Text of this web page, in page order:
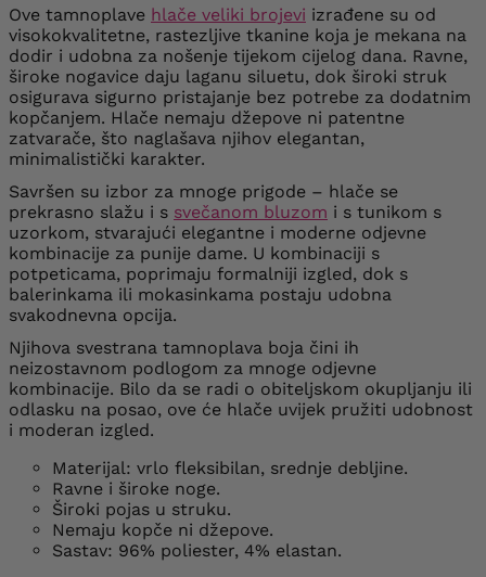
Ove tamnoplave hlače veliki brojevi izrađene su od
visokokvalitetne, rastezljive tkanine koja je mekana na
dodir i udobna za nošenje tijekom cijelog dana. Ravne,
široke nogavice daju laganu siluetu, dok široki struk
osigurava sigurno pristajanje bez potrebe za dodatnim
kopčanjem. Hlače nemaju džepove ni patentne
zatvarače, što naglašava njihov elegantan,
minimalistički karakter.
Savršen su izbor za mnoge prigode – hlače se
prekrasno slažu i s svečanom bluzom i s tunikom s
uzorkom, stvarajući elegantne i moderne odjevne
kombinacije za punije dame. U kombinaciji s
potpeticama, poprimaju formalniji izgled, dok s
balerinkama ili mokasinkama postaju udobna
svakodnevna opcija.
Njihova svestrana tamnoplava boja čini ih
neizostavnom podlogom za mnoge odjevne
kombinacije. Bilo da se radi o obiteljskom okupljanju ili
odlasku na posao, ove će hlače uvijek pružiti udobnost
i moderan izgled.
Materijal: vrlo fleksibilan, srednje debljine.
Ravne i široke noge.
Široki pojas u struku.
Nemaju kopče ni džepove.
Sastav: 96% poliester, 4% elastan.